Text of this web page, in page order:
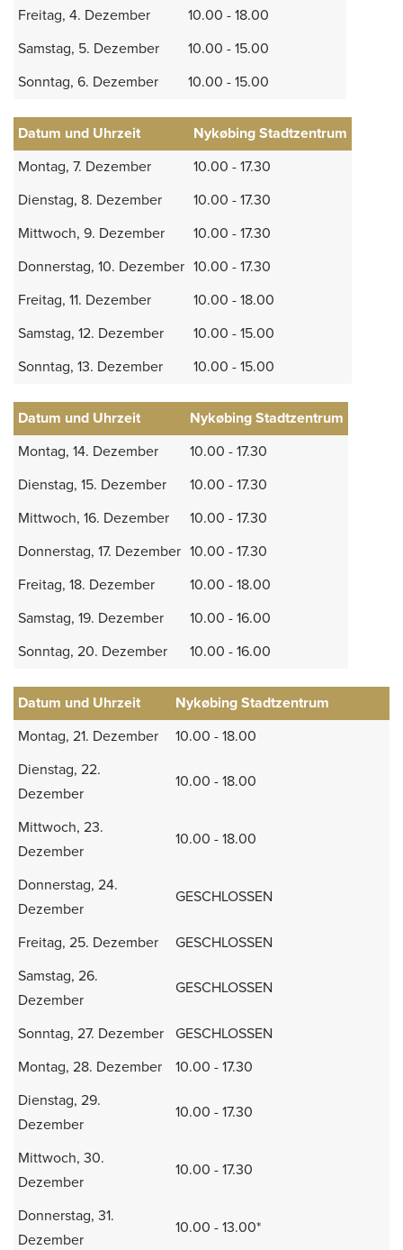
Freitag, 4. Dezember
10.00 - 18.00
Samstag, 5. Dezember
10.00 - 15.00
Sonntag, 6. Dezember
10.00 - 15.00
Datum und Uhrzeit
Nykøbing Stadtzentrum
Montag, 7. Dezember
10.00 - 17.30
Dienstag, 8. Dezember
10.00 - 17.30
Mittwoch, 9. Dezember
10.00 - 17.30
Donnerstag, 10. Dezember 10.00 - 17.30
Freitag, 11. Dezember
10.00 - 18.00
Samstag, 12. Dezember
10.00 - 15.00
Sonntag, 13. Dezember
10.00 - 15.00
Datum und Uhrzeit
Nykøbing Stadtzentrum
Montag, 14. Dezember
10.00 - 17.30
Dienstag, 15. Dezember
10.00 - 17.30
Mittwoch, 16. Dezember
10.00 - 17.30
Donnerstag, 17. Dezember 10.00 - 17.30
Freitag, 18. Dezember
10.00 - 18.00
Samstag, 19. Dezember
10.00 - 16.00
Sonntag, 20. Dezember
10.00 - 16.00
Datum und Uhrzeit
Nykøbing Stadtzentrum
Montag, 21. Dezember
10.00 - 18.00
Dienstag, 22.
Dezember
10.00 - 18.00
Mittwoch, 23.
Dezember
10.00 - 18.00
Donnerstag, 24.
Dezember
GESCHLOSSEN
Freitag, 25. Dezember
GESCHLOSSEN
Samstag, 26.
Dezember
GESCHLOSSEN
Sonntag, 27. Dezember
GESCHLOSSEN
Montag, 28. Dezember
10.00 - 17.30
Dienstag, 29.
Dezember
10.00 - 17.30
Mittwoch, 30.
Dezember
10.00 - 17.30
Donnerstag, 31.
Dezember
10.00 - 13.00*